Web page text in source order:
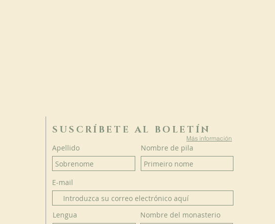
SUSCRÍBETE AL BOLETÍN
Más información
Apellido Nombre de pila
E-mail
Lengua Nombre del monasterio